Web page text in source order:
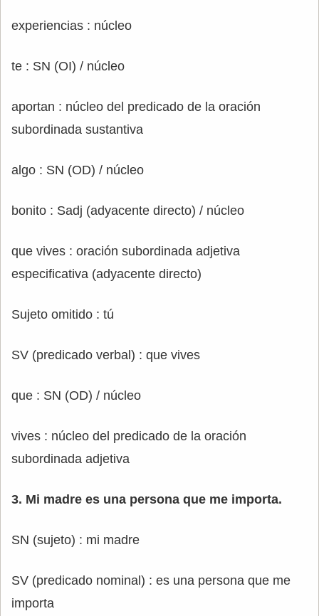
experiencias : núcleo
te : SN (OI) / núcleo
aportan : núcleo del predicado de la oración
subordinada sustantiva
algo : SN (OD) / núcleo
bonito : Sadj (adyacente directo) / núcleo
que vives : oración subordinada adjetiva
especificativa (adyacente directo)
Sujeto omitido : tú
SV (predicado verbal) : que vives
que : SN (OD) / núcleo
vives : núcleo del predicado de la oración
subordinada adjetiva
3. Mi madre es una persona que me importa.
SN (sujeto) : mi madre
SV (predicado nominal) : es una persona que me
importa